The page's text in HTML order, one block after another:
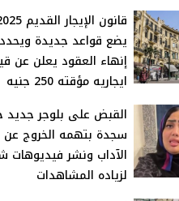
قانون الإيجار
يضع قواعد جديدة
إنهاء العقود يعلن عن
ايجاريه مؤقته 250 جنيه
القبض على بلوجر جديد
سجدة بتهمه الخروج عن
الآداب ونشر
لزياده المشاهدات